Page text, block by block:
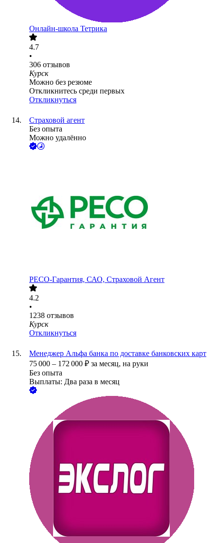
Онлайн-школа Тетрика
4.7
•
306 отзывов
Курск
Можно без резюме
Откликнитесь среди первых
Откликнуться
Страховой агент
Без опыта
Можно удалённо
РЕСО-Гарантия, САО, Страховой Агент
4.2
•
1238 отзывов
Курск
Откликнуться
Менеджер Альфа банка по доставке банковских карт
75 000 – 172 000 ₽ за месяц, на руки
Без опыта
Выплаты: Два раза в месяц